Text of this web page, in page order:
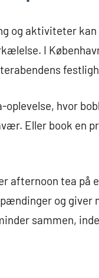
og aktiviteter
I
hvor
Eller book en
afternoon tea på
og giver
sammen,